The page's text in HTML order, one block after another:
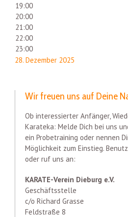
19:00
20:00
21:00
22:00
23:00
28. Dezember 2025
Wir freuen uns auf Deine
Ob interessierter Anfänger,
Karateka: Melde Dich bei uns
ein Probetraining oder nennen
Möglichkeit zum Einstieg.
oder ruf uns an:
KARATE-Verein Dieburg e.V.
Geschäftsstelle
c/o Richard Grasse
Feldstraße 8